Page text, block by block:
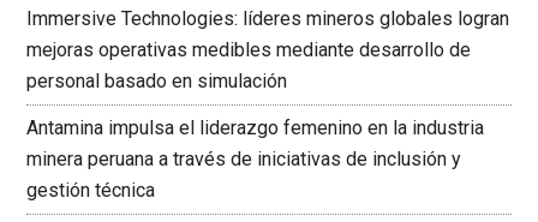
Immersive Technologies: líderes mineros globales logran
mejoras operativas medibles mediante desarrollo de
personal basado en simulación
Antamina impulsa el liderazgo femenino en la industria
minera peruana a través de iniciativas de inclusión y
gestión técnica